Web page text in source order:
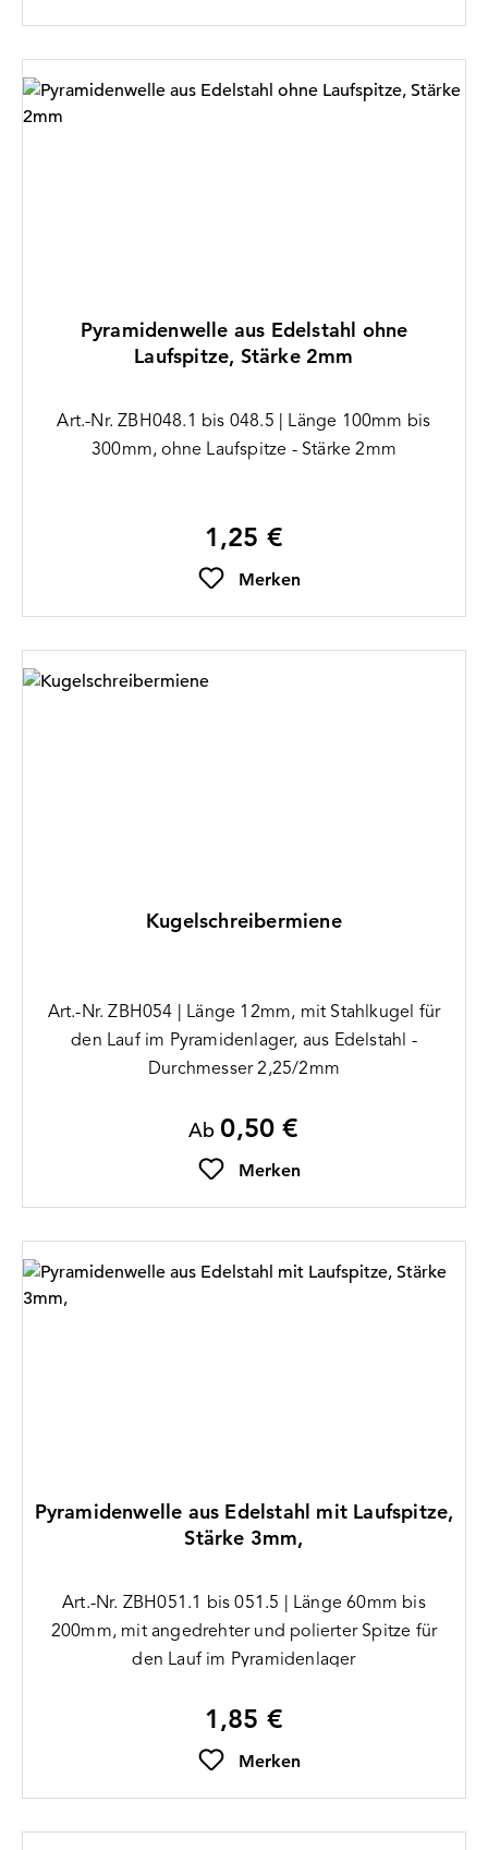
Pyramidenwelle aus Edelstahl ohne
Laufspitze, Stärke 2mm
Art.-Nr. ZBH048.1 bis 048.5 | Länge 100mm bis
300mm, ohne Laufspitze - Stärke 2mm
Regulärer Preis:
1,25 €
Merken
Kugelschreibermiene
Art.-Nr. ZBH054 | Länge 12mm, mit Stahlkugel für
den Lauf im Pyramidenlager, aus Edelstahl -
Durchmesser 2,25/2mm
Regulärer Preis:
Ab 0,50 €
Merken
Pyramidenwelle aus Edelstahl mit Laufspitze,
Stärke 3mm,
Art.-Nr. ZBH051.1 bis 051.5 | Länge 60mm bis
200mm, mit angedrehter und polierter Spitze für
den Lauf im Pyramidenlager
Regulärer Preis:
1,85 €
Merken